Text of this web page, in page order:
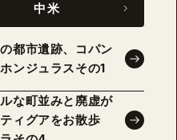
中米
都市遺跡、コパン
ンジュラスその1
な町並みと廃虚が
ィグアをお散歩